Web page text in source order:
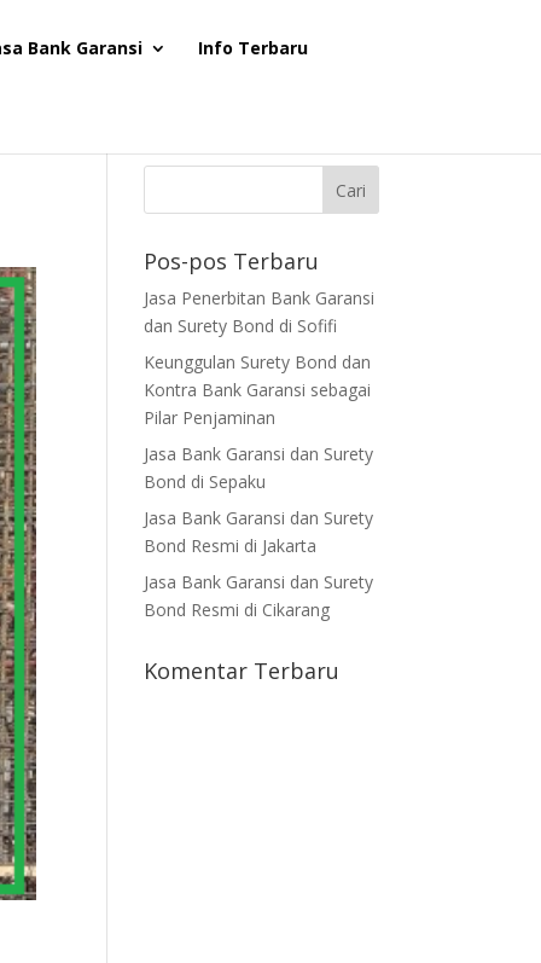
Bank Garansi Info Terbaru
Pos-pos Terbaru
Jasa Penerbitan Bank Garansi
dan Surety Bond di Sofifi
Keunggulan Surety Bond dan
Kontra Bank Garansi sebagai
Pilar Penjaminan
Jasa Bank Garansi dan Surety
Bond di Sepaku
Jasa Bank Garansi dan Surety
Bond Resmi di Jakarta
Jasa Bank Garansi dan Surety
Bond Resmi di Cikarang
Komentar Terbaru